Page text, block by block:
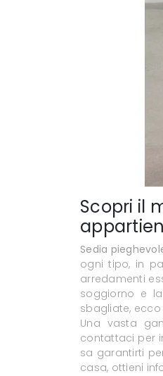
Scopri il
Sedia
ogni tipo, in
arredamenti
soggiorno e
sbagliate,
Una vasta
contattaci per
sa garantirti
casa, ottieni